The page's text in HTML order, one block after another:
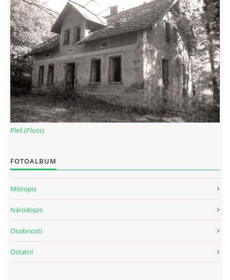
© 2026 eStránky.cz |Aktualizováno: 17. 7. 2026|Nahoru ↑
Pleš (Ploss)
FOTOALBUM
Místopis
Národopis
Osobnosti
Ostatní